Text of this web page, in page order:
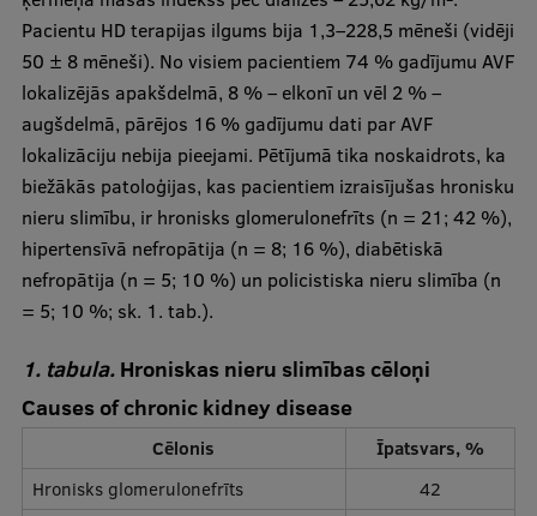
Pacientu HD terapijas ilgums bija 1,3–228,5 mēneši (vidēji
50 ± 8 mēneši). No visiem pacientiem 74 % gadījumu AVF
lokalizējās apakšdelmā, 8 % – elkonī un vēl 2 % –
augšdelmā, pārējos 16 % gadījumu dati par AVF
lokalizāciju nebija pieejami. Pētījumā tika noskaidrots, ka
biežākās patoloģijas, kas pacientiem izraisījušas hronisku
nieru slimību, ir hronisks glomerulonefrīts (n = 21; 42 %),
hipertensīvā nefropātija (n = 8; 16 %), diabētiskā
nefropātija (n = 5; 10 %) un policistiska nieru slimība (n
= 5; 10 %; sk. 1. tab.).
1. tabula.Hroniskas nieru slimības cēloņi
Causes of chronic kidney disease
Cēlonis
Īpatsvars, %
Hronisks glomerulonefrīts
42